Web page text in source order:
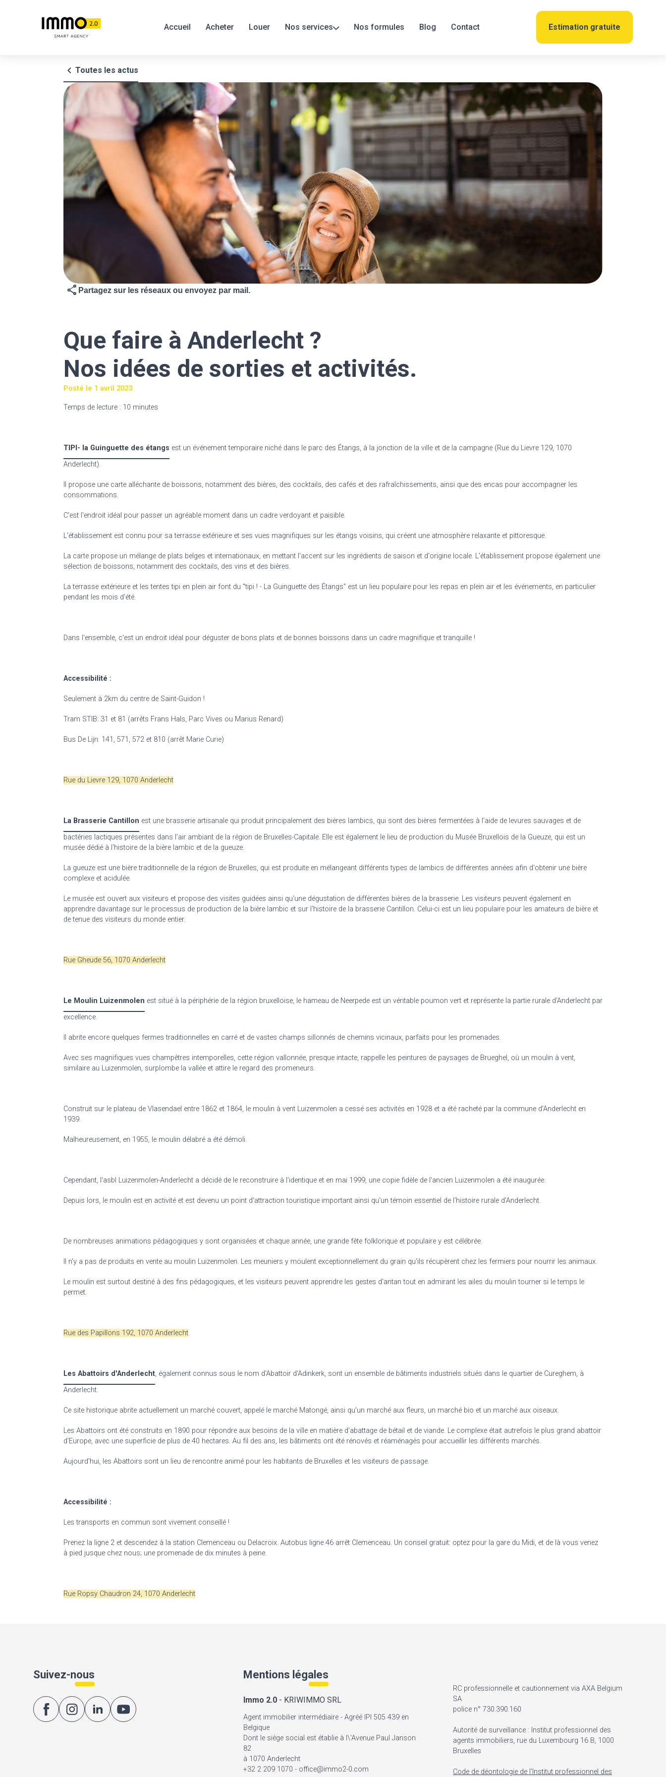
Accueil Acheter Louer Nos services Nos formules Blog Contact Estimation gratuite
chevron_left Toutes les actus
share Partagez sur les réseaux ou envoyez par mail.
Que faire à Anderlecht ?
Nos idées de sorties et activités.
Posté le 1 avril 2023
Temps de lecture : 10 minutes
TIPI- la Guinguette des étangs est un événement temporaire niché dans le parc des Étangs, à la jonction de la ville et de la campagne (Rue du Lievre 129, 1070
Anderlecht).
Il propose une carte alléchante de boissons, notamment des bières, des cocktails, des cafés et des rafraîchissements, ainsi que des encas pour accompagner les
consommations.
C'est l'endroit idéal pour passer un agréable moment dans un cadre verdoyant et paisible.
L'établissement est connu pour sa terrasse extérieure et ses vues magnifiques sur les étangs voisins, qui créent une atmosphère relaxante et pittoresque.
La carte propose un mélange de plats belges et internationaux, en mettant l'accent sur les ingrédients de saison et d'origine locale. L'établissement propose également une
sélection de boissons, notamment des cocktails, des vins et des bières.
La terrasse extérieure et les tentes tipi en plein air font du "tipi ! - La Guinguette des Étangs" est un lieu populaire pour les repas en plein air et les événements, en particulier
pendant les mois d'été.
Dans l'ensemble, c'est un endroit idéal pour déguster de bons plats et de bonnes boissons dans un cadre magnifique et tranquille !
Accessibilité :
Seulement à 2km du centre de Saint-Guidon !
Tram STIB: 31 et 81 (arrêts Frans Hals, Parc Vives ou Marius Renard)
Bus De Lijn: 141, 571, 572 et 810 (arrêt Marie Curie)
Rue du Lievre 129, 1070 Anderlecht
La Brasserie Cantillon est une brasserie artisanale qui produit principalement des bières lambics, qui sont des bières fermentées à l'aide de levures sauvages et de
bactéries lactiques présentes dans l'air ambiant de la région de Bruxelles-Capitale. Elleest également le lieu de production du Musée Bruxellois de la Gueuze, qui est un
musée dédié à l'histoire de la bière lambic et de la gueuze.
La gueuze est une bière traditionnelle de la région de Bruxelles, qui est produite en mélangeant différents types de lambics de différentes années afin d'obtenir une bière
complexe et acidulée.
Le musée est ouvert aux visiteurs et propose des visites guidées ainsi qu'une dégustation de différentes bières de la brasserie. Les visiteurs peuvent également en
apprendre davantage sur le processus de production de la bière lambic et sur l'histoire de la brasserie Cantillon. Celui-ci est un lieu populaire pour les amateurs de bière et
de tenue des visiteurs du monde entier.
Rue Gheude 56, 1070 Anderlecht
Le Moulin Luizenmolen est situé à la périphérie de la région bruxelloise, le hameau de Neerpede est un véritable poumon vert et représente la partie rurale d'Anderlecht par
excellence.
Il abrite encore quelques fermes traditionnelles en carré et de vastes champs sillonnés de chemins vicinaux, parfaits pour les promenades.
Avec ses magnifiques vues champêtres intemporelles, cette région vallonnée, presque intacte, rappelle les peintures de paysages de Brueghel, où un moulin à vent,
similaire au Luizenmolen, surplombe la vallée et attire le regard des promeneurs.
Construit sur le plateau de Vlasendael entre 1862 et 1864, le moulin à vent Luizenmolen a cessé ses activités en 1928 et a été racheté par la commune d'Anderlecht en
1939.
Malheureusement, en 1955, le moulin délabré a été démoli.
Cependant, l'asbl Luizenmolen-Anderlecht a décidé de le reconstruire à l'identique et en mai 1999, une copie fidèle de l'ancien Luizenmolen a été inaugurée.
Depuis lors, le moulin est en activité et est devenu un point d'attraction touristique important ainsi qu'un témoin essentiel de l'histoire rurale d'Anderlecht.
De nombreuses animations pédagogiques y sont organisées et chaque année, une grande fête folklorique et populaire y est célébrée.
Il n'y a pas de produits en vente au moulin Luizenmolen. Les meuniers y moulent exceptionnellement du grain qu'ils récupèrent chez les fermiers pour nourrir les animaux.
Le moulin est surtout destiné à des fins pédagogiques, et les visiteurs peuvent apprendre les gestes d'antan tout en admirant les ailes du moulin tourner si le temps le
permet.
Rue des Papillons 192, 1070 Anderlecht
Les Abattoirs d'Anderlecht, également connus sous le nom d'Abattoir d'Adinkerk, sont un ensemble de bâtiments industriels situés dans le quartier de Cureghem, à
Anderlecht.
Ce site historique abrite actuellement un marché couvert, appelé le marché Matongé, ainsi qu'un marché aux fleurs, un marché bio et un marché aux oiseaux.
Les Abattoirs ont été construits en 1890 pour répondre aux besoins de la ville en matière d'abattage de bétail et de viande. Le complexe était autrefois le plus grand abattoir
d'Europe, avec une superficie de plus de 40 hectares. Au fil des ans, les bâtiments ont été rénovés et réaménagés pour accueillir les différents marchés.
Aujourd'hui, les Abattoirs sont un lieu de rencontre animé pour les habitants de Bruxelles et les visiteurs de passage.
Accessibilité :
Les transports en commun sont vivement conseillé !
Prenez la ligne 2 et descendez à la station Clemenceau ou Delacroix. Autobus ligne 46 arrêt Clemenceau. Un conseil gratuit: optez pour la gare du Midi, et de là vous venez
à pied jusque chez nous; une promenade de dix minutes à peine.
Rue Ropsy Chaudron 24, 1070 Anderlecht
Suivez-nous Mentions légales
Immo 2.0- KRIWIMMO SRL
Agent immobilier intermédiaire - Agréé IPI 505 439 en
Belgique
Dont le siège social est établie à l\'Avenue Paul Janson
82
à 1070 Anderlecht
+32 2 209 1070 - office@immo2-0.com
RC professionnelle et cautionnement via AXA Belgium
SA
police n° 730.390.160
Autorité de surveillance : Institut professionnel des
agents immobiliers, rue du Luxembourg 16 B, 1000
Bruxelles
Code de déontologie de l'Institut professionnel des